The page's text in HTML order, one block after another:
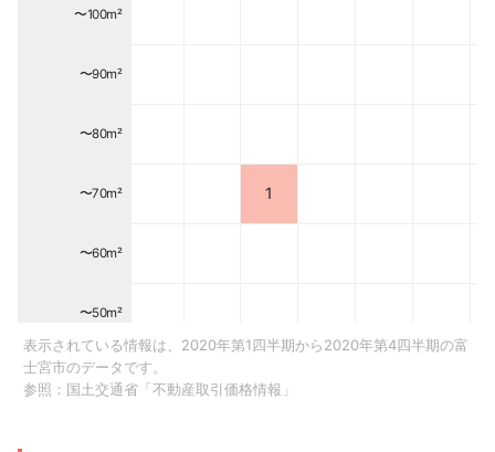
〜100m²
〜90m²
〜80m²
〜70m² 1
〜60m²
〜50m²
〜40m²
表示されている情報は、2020年第1四半期から2020年第4四半期の富
士宮市のデータです。
参照： 国土交通省「不動産取引価格情報」